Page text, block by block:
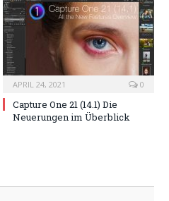
APRIL 24, 2021 0
Capture One 21 (14.1) Die
Neuerungen im Überblick